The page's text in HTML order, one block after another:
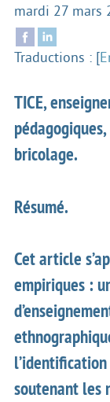
mardi 27 mars
Traductions : [
TICE,
bricolage.
Résumé.
Cet article
empiriques :
soutenant les